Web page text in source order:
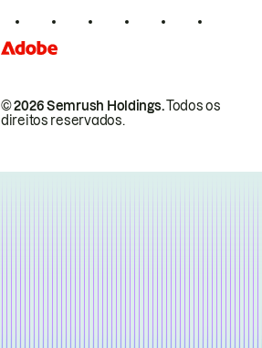
© 2026 Semrush Holdings.Todos os
direitos reservados.